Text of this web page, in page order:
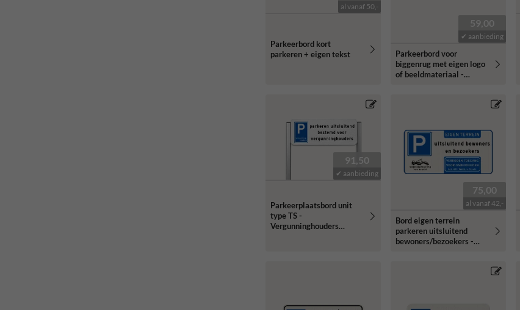
al vanaf 50,-
Parkeerbord kort
parkeren + eigen tekst
59,00
✔ aanbieding
Parkeerbord voor
biggenrug met eigen logo
of beeldmateriaal -
91,50
✔ aanbieding
Parkeerplaatsbord unit
type TS -
Vergunninghouders
75,00
al vanaf 42,-
Bord eigen terrein
parkeren uitsluitend
bewoners/bezoekers -